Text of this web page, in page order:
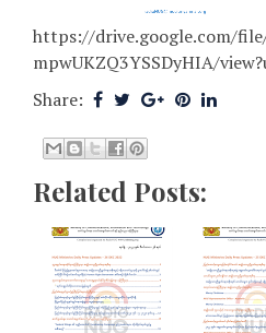
https://drive.google.com/
mpwUKZQ3YSSDyHIA/
Share:
Related Posts: